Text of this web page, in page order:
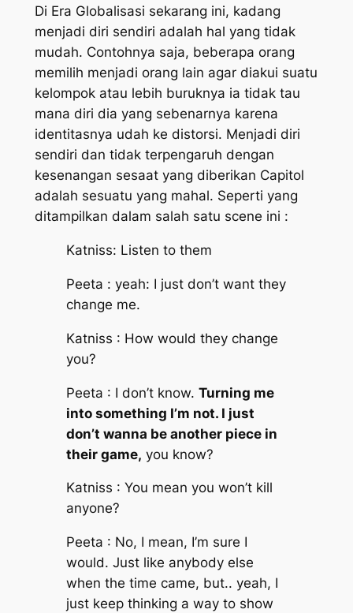
Di Era Globalisasi sekarang ini, kadang
menjadi diri sendiri adalah hal yang tidak
mudah. Contohnya saja, beberapa orang
memilih menjadi orang lain agar diakui suatu
kelompok atau lebih buruknya ia tidak tau
mana diri dia yang sebenarnya karena
identitasnya udah ke distorsi. Menjadi diri
sendiri dan tidak terpengaruh dengan
kesenangan sesaat yang diberikan Capitol
adalah sesuatu yang mahal. Seperti yang
ditampilkan dalam salah satu scene ini :
Katniss: Listen to them
Peeta : yeah: I just don’t want they
change me.
Katniss : How would they change
you?
Peeta : I don’t know. Turning me
into something I’m not. I just
don’t wanna be another piece in
their game, you know?
Katniss : You mean you won’t kill
anyone?
Peeta : No, I mean, I’m sure I
would. Just like anybody else
when the time came, but.. yeah, I
just keep thinking a way to show